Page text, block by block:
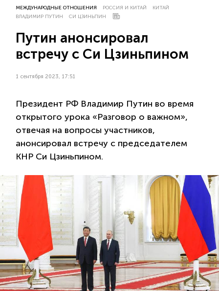
МЕЖДУНАРОДНЫЕ ОТНОШЕНИЯ РОССИЯ И КИТАЙ
КИТАЙ
ВЛАДИМИР ПУТИН
СИ ЦЗИНЬПИН
Путин анонсировал
встречу с Си Цзиньпином
1 сентября 2023, 17:51
Президент РФ Владимир Путин во время
открытого урока «Разговор о важном»,
отвечая на вопросы участников,
анонсировал встречу с председателем
КНР Си Цзиньпином.